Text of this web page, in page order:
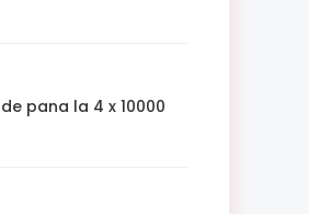
pana la 4 x 10000